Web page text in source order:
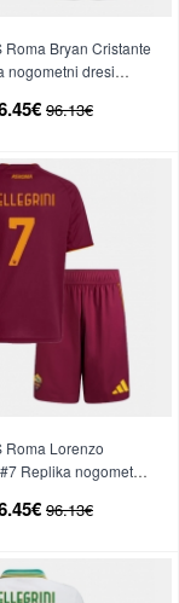
Roma Bryan Cristante
nogometni dresi
(+ hlače)
96.13€
Roma Lorenzo
Replika nogometni
(+ hlače)
96.13€